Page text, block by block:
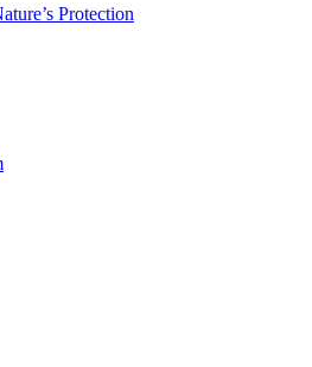
Protection